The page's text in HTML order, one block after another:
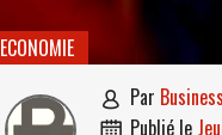
ECONOMIE
 par
publié le